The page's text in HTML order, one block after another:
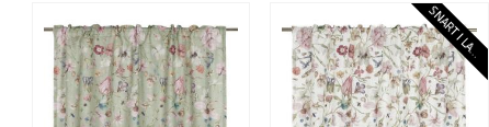
S
N
A
R
T
I
L
A
G
E
R